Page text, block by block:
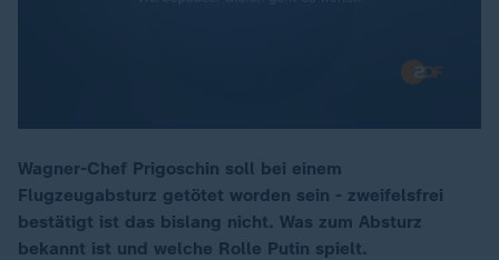
00:05
Wagner-Chef Prigoschin soll bei einem
Flugzeugabsturz getötet worden sein - zweifelsfrei
bestätigt ist das bislang nicht. Was zum Absturz
bekannt ist und welche Rolle Putin spielt.